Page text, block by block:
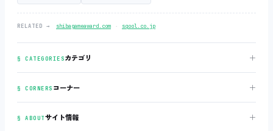
RELATED → shibagameaward.com ‧ sqool.co.jp
§ CATEGORIESカテゴリ ＋
§ CORNERS コーナー ＋
§ ABOUTサイト情報 ＋